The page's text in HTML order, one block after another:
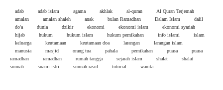
adab adab islam agama akhlak al-quran
Al Quran Terjemah
amalan
amalan shaleh anak bulan Ramadhan Dalam Islam
dalil
do'a
dunia dzikir ekonomi ekonomi islam
ekonomi syariah
hijab
hukum hukum islam hukum pernikahan info islami
islam
keluarga
keutamaan keutamaan doa larangan
larangan islam
manusia
masjid orang tua pahala pernikahan puasa
puasa
ramadhan
ramadhan rumah tangga sejarah islam shalat
shalat
sunnah
suami istri sunnah rasul tutorial wanita